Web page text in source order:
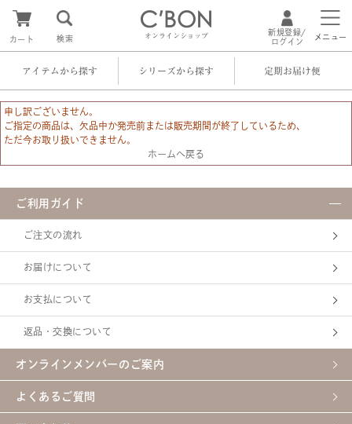
オンラインショップ
カート 検索
新規登録/
ログイン
メニュー
アイテムから探す シリーズから探す 定期お届け便
申し訳ございません。
ご指定の商品は、欠品中か発売前または販売期間が終了しているため、
ただ今お取り扱いできません。
ホームへ戻る
ご利用ガイド
ご注文の流れ
お届けについて
お支払について
返品・交換について
オンラインメンバーのご案内
よくあるご質問